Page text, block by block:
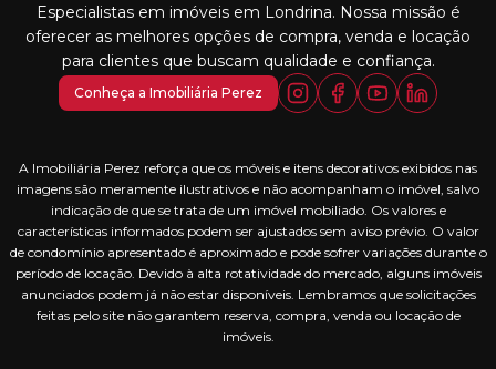
Especialistas em imóveis em Londrina. Nossa missão é
oferecer as melhores opções de compra, venda e locação
para clientes que buscam qualidade e confiança.
Conheça a Imobiliária Perez
A Imobiliária Perez reforça que os móveis e itens decorativos exibidos nas
imagens são meramente ilustrativos e não acompanham o imóvel, salvo
indicação de que se trata de um imóvel mobiliado. Os valores e
características informados podem ser ajustados sem aviso prévio. O valor
de condomínio apresentado é aproximado e pode sofrer variações durante o
período de locação. Devido à alta rotatividade do mercado, alguns imóveis
anunciados podem já não estar disponíveis. Lembramos que solicitações
feitas pelo site não garantem reserva, compra, venda ou locação de
imóveis.